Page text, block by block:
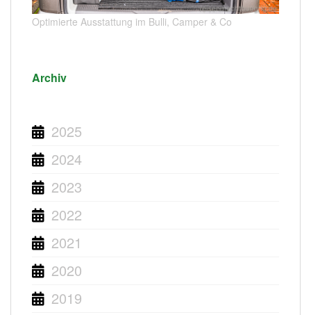
Optimierte Ausstattung im Bulli, Camper & Co
Archiv
2025
2024
2023
2022
2021
2020
2019